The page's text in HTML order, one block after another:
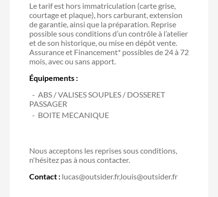
Le tarif est hors immatriculation (carte grise,
courtage et plaque), hors carburant, extension
de garantie, ainsi que la préparation. Reprise
possible sous conditions d’un contrôle à l’atelier
et de son historique, ou mise en dépôt vente.
Assurance et Financement* possibles de 24 à 72
mois, avec ou sans apport.
Équipements :
ABS / VALISES SOUPLES / DOSSERET
PASSAGER
BOITE MECANIQUE
Nous acceptons les reprises sous conditions,
n'hésitez pas à nous contacter.
Contact : lucas@outsider.fr,louis@outsider.fr